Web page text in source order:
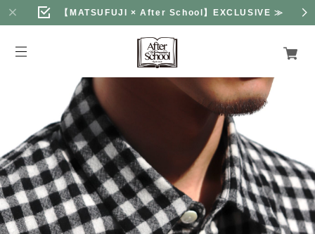
【MATSUFUJI × After School】EXCLUSIVE ≫